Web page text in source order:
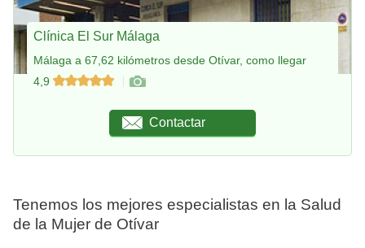
Clínica El Sur Málaga
Málaga a 67,62 kilómetros desde Otívar, como llegar
4,9
Contactar
Tenemos los mejores especialistas en la Salud
de la Mujer de Otívar